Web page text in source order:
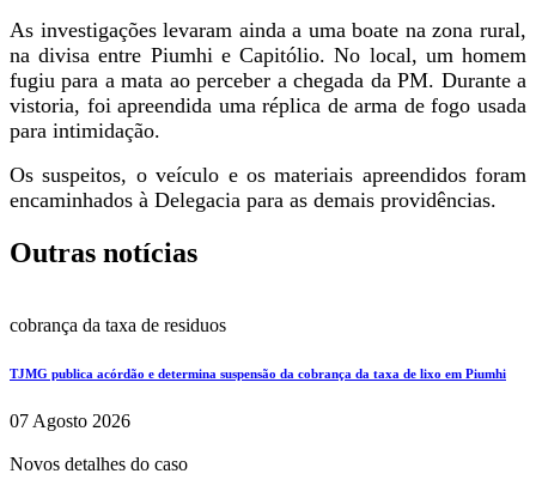
As investigações levaram ainda a uma boate na zona rural,
na divisa entre Piumhi e Capitólio. No local, um homem
fugiu para a mata ao perceber a chegada da PM. Durante a
vistoria, foi apreendida uma réplica de arma de fogo usada
para intimidação.
Os suspeitos, o veículo e os materiais apreendidos foram
encaminhados à Delegacia para as demais providências.
Outras notícias
cobrança da taxa de residuos
TJMG publica acórdão e determina suspensão da cobrança da taxa de lixo em Piumhi
07 Agosto 2026
Novos detalhes do caso